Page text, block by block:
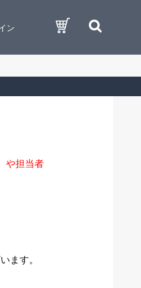
ン
や担当者
ます。